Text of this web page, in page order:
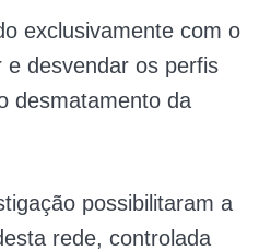
exclusivamente com o
e desvendar os perfis
desmatamento da
possibilitaram a
rede, controlada